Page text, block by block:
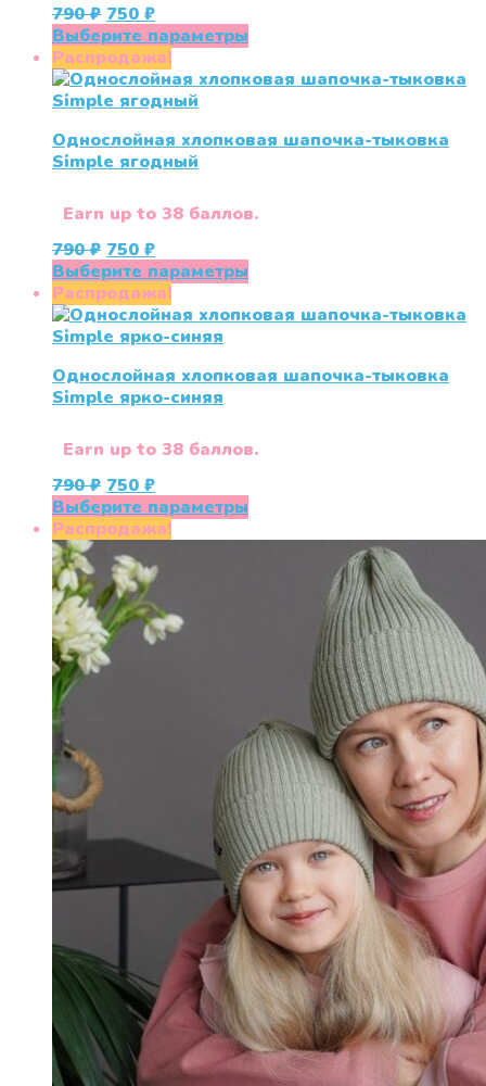
790₽ Первоначальная
цена
составляла
790 ₽.
750 ₽Текущая
цена:
750 ₽.
Выберите параметры
имеет
Опции
на
Распродажа!
Однослойная хлопковая шапочка-тыковка
Simple ягодный
Earn up to 38 баллов.
790₽ Первоначальная
цена
составляла
790 ₽.
750 ₽Текущая
цена:
750 ₽.
Выберите параметры
имеет
Опции
на
Распродажа!
Однослойная хлопковая шапочка-тыковка
Simple ярко-синяя
Earn up to 38 баллов.
790₽ Первоначальная
цена
составляла
790 ₽.
750 ₽Текущая
цена:
750 ₽.
Выберите параметры
несколько
вариаций.
выбрать
странице
товара.
Распродажа!